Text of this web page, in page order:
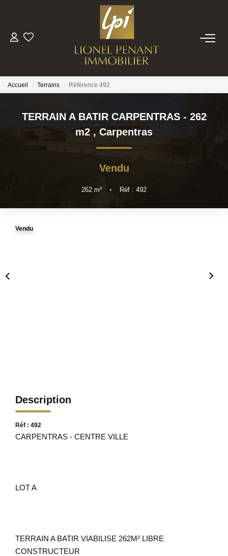
VENTES
PRESTIGE
BIENS VENDUS
NOTRE EQUIPE
Accueil Terrains Référence 492
TERRAIN A BATIR CARPENTRAS - 262
m2 , Carpentras
Vendu
262 m² • Réf : 492
Vendu
Description
Réf : 492
CARPENTRAS - CENTRE VILLE
LOT A
TERRAIN A BATIR VIABILISE 262M² LIBRE
CONSTRUCTEUR